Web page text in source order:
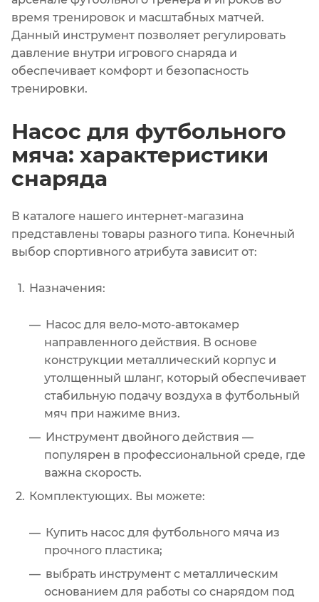
время тренировок и масштабных матчей.
Данный инструмент позволяет регулировать
давление внутри игрового снаряда и
обеспечивает комфорт и безопасность
тренировки.
Насос для футбольного
мяча: характеристики
снаряда
В каталоге нашего интернет-магазина
представлены товары разного типа. Конечный
выбор спортивного атрибута зависит от:
Назначения:
Насос для вело-мото-автокамер
направленного действия. В основе
конструкции металлический корпус и
утолщенный шланг, который обеспечивает
стабильную подачу воздуха в футбольный
мяч при нажиме вниз.
Инструмент двойного действия —
популярен в профессиональной среде, где
важна скорость.
Комплектующих. Вы можете:
Купить насос для футбольного мяча из
прочного пластика;
выбрать инструмент с металлическим
основанием для работы со снарядом под